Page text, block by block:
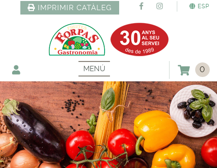
ESP
IMPRIMIR CATÀLEG
MENÚ 0